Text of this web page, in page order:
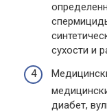
сухости и
диабет,